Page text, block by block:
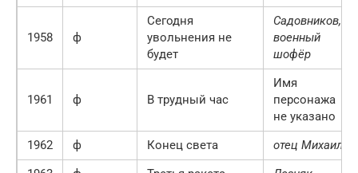
1958 ф
Сегодня
увольнения не
будет
Садовников,
военный
шофёр
1961 ф В трудный час
Имя
персонажа
не указано
1962
ф Конец света
отец Михаил